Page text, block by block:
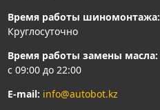
Время работы шиномонтажа:
Круглосуточно
Время работы замены масла:
с 09:00 до 22:00
E-mail: info@autobot.kz